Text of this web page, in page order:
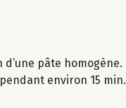
pâte homogène.
environ 15 min.